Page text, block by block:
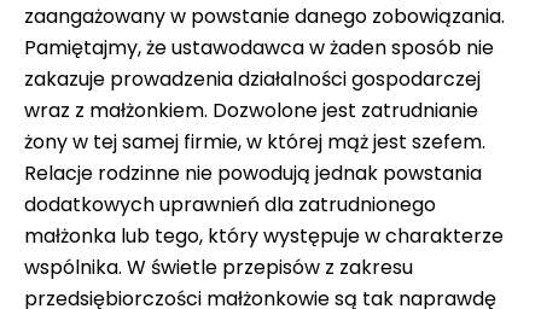
zaangażowany w powstanie danego zobowiązania.
Pamiętajmy, że ustawodawca w żaden sposób nie
zakazuje prowadzenia działalności gospodarczej
wraz z małżonkiem. Dozwolone jest zatrudnianie
żony w tej samej firmie, w której mąż jest szefem.
Relacje rodzinne nie powodują jednak powstania
dodatkowych uprawnień dla zatrudnionego
małżonka lub tego, który występuje w charakterze
wspólnika. W świetle przepisów z zakresu
przedsiębiorczości małżonkowie są tak naprawdę